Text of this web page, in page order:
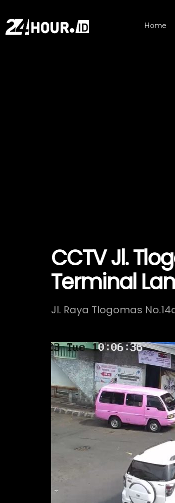
Home
CCTV Jl.
Terminal
Jl. Raya Tlogomas